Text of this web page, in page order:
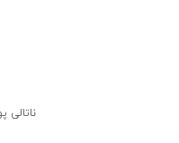
ناتالی